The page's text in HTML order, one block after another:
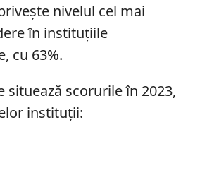
nivelul cel mai
în instituțiile
cu 63%.
situează scorurile în 2023,
instituții: